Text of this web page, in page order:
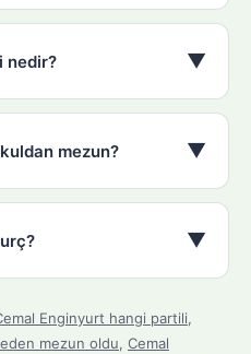
nedir? ▼
mezun? ▼
▼
Enginyurt hangi partili,
mezun oldu, Cemal